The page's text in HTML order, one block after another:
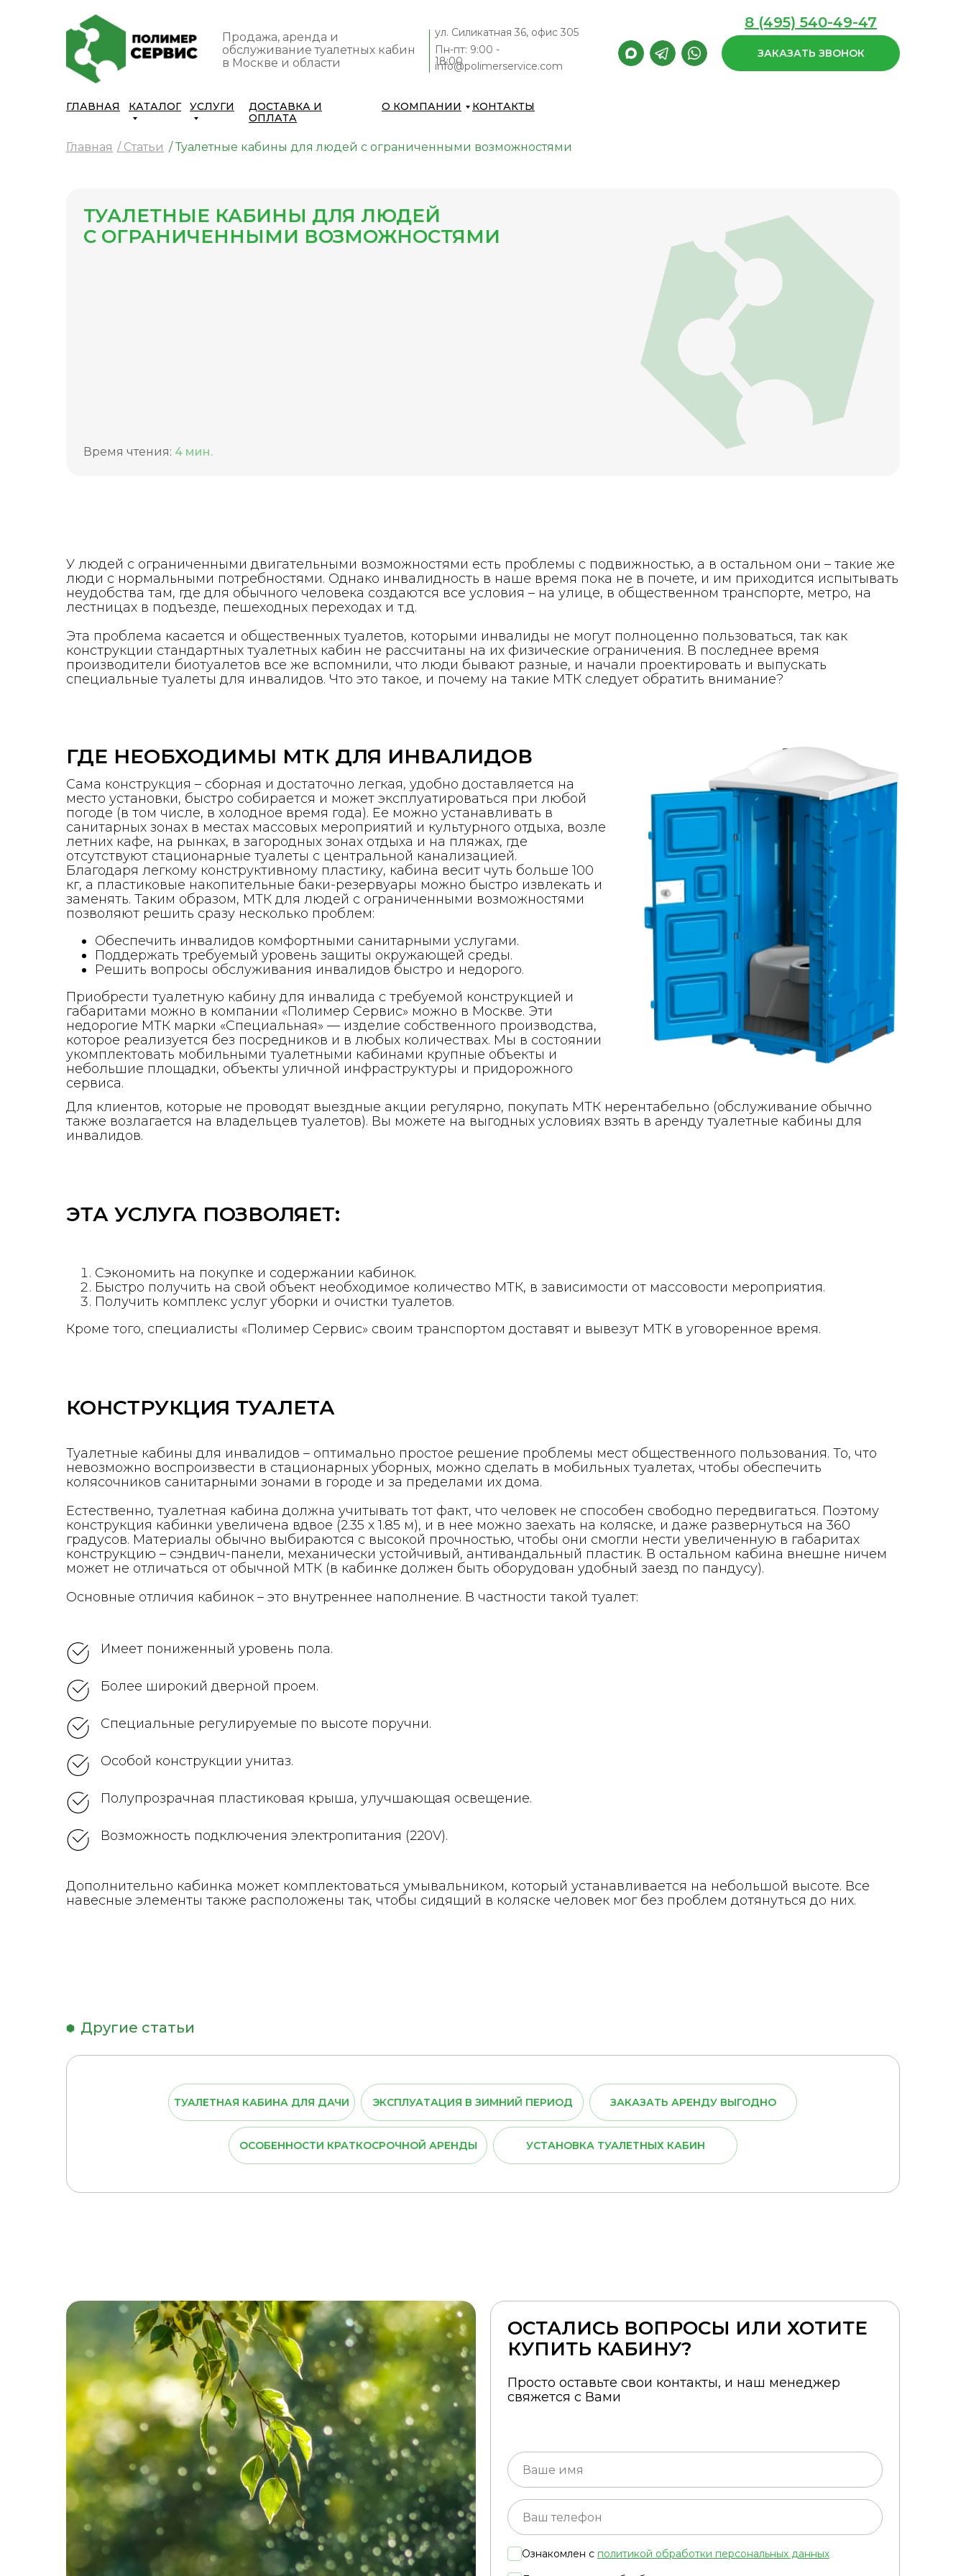
Продажа, аренда и
обслуживание туалетных кабин
в Москве и области
ул. Силикатная 36, офис 305
Пн-пт: 9:00 -
18:00
info@polimerservice.com
8 (495) 540-49-47
ЗАКАЗАТЬ ЗВОНОК
ГЛАВНАЯ КАТАЛОГ УСЛУГИ
ДОСТАВКА И
ОПЛАТА
О КОМПАНИИ КОНТАКТЫ
ТУАЛЕТНЫЕ КАБИНЫ ДЛЯ ЛЮДЕЙ
С ОГРАНИЧЕННЫМИ ВОЗМОЖНОСТЯМИ
Главная / Туалетные кабины для людей с ограниченными возможностями
/ Статьи
Время чтения: 4 мин.
У людей с ограниченными двигательными возможностями есть проблемы с подвижностью, а в остальном они – такие же
люди с нормальными потребностями. Однако инвалидность в наше время пока не в почете, и им приходится испытывать
неудобства там, где для обычного человека создаются все условия – на улице, в общественном транспорте, метро, на
лестницах в подъезде, пешеходных переходах и т.д.
Эта проблема касается и общественных туалетов, которыми инвалиды не могут полноценно пользоваться, так как
конструкции стандартных туалетных кабин не рассчитаны на их физические ограничения. В последнее время
производители биотуалетов все же вспомнили, что люди бывают разные, и начали проектировать и выпускать
специальные туалеты для инвалидов. Что это такое, и почему на такие МТК следует обратить внимание?
ГДЕ НЕОБХОДИМЫ МТК ДЛЯ ИНВАЛИДОВ
Сама конструкция – сборная и достаточно легкая, удобно доставляется на
место установки, быстро собирается и может эксплуатироваться при любой
погоде (в том числе, в холодное время года). Ее можно устанавливать в
санитарных зонах в местах массовых мероприятий и культурного отдыха, возле
летних кафе, на рынках, в загородных зонах отдыха и на пляжах, где
отсутствуют стационарные туалеты с центральной канализацией.
Благодаря легкому конструктивному пластику, кабина весит чуть больше 100
кг, а пластиковые накопительные баки-резервуары можно быстро извлекать и
заменять. Таким образом, МТК для людей с ограниченными возможностями
позволяют решить сразу несколько проблем:
Обеспечить инвалидов комфортными санитарными услугами.
Поддержать требуемый уровень защиты окружающей среды.
Решить вопросы обслуживания инвалидов быстро и недорого.
Приобрести туалетную кабину для инвалида с требуемой конструкцией и
габаритами можно в компании «Полимер Сервис» можно в Москве. Эти
недорогие МТК марки «Специальная» — изделие собственного производства,
которое реализуется без посредников и в любых количествах. Мы в состоянии
укомплектовать мобильными туалетными кабинами крупные объекты и
небольшие площадки, объекты уличной инфраструктуры и придорожного
сервиса.
Для клиентов, которые не проводят выездные акции регулярно, покупать МТК нерентабельно (обслуживание обычно
также возлагается на владельцев туалетов). Вы можете на выгодных условиях взять в аренду туалетные кабины для
инвалидов.
ЭТА УСЛУГА ПОЗВОЛЯЕТ:
Сэкономить на покупке и содержании кабинок.
Быстро получить на свой объект необходимое количество МТК, в зависимости от массовости мероприятия.
Получить комплекс услуг уборки и очистки туалетов.
Кроме того, специалисты «Полимер Сервис» своим транспортом доставят и вывезут МТК в уговоренное время.
КОНСТРУКЦИЯ ТУАЛЕТА
Туалетные кабины для инвалидов – оптимально простое решение проблемы мест общественного пользования. То, что
невозможно воспроизвести в стационарных уборных, можно сделать в мобильных туалетах, чтобы обеспечить
колясочников санитарными зонами в городе и за пределами их дома.
Естественно, туалетная кабина должна учитывать тот факт, что человек не способен свободно передвигаться. Поэтому
конструкция кабинки увеличена вдвое (2.35 х 1.85 м), и в нее можно заехать на коляске, и даже развернуться на 360
градусов. Материалы обычно выбираются с высокой прочностью, чтобы они смогли нести увеличенную в габаритах
конструкцию – сэндвич-панели, механически устойчивый, антивандальный пластик. В остальном кабина внешне ничем
может не отличаться от обычной МТК (в кабинке должен быть оборудован удобный заезд по пандусу).
Основные отличия кабинок – это внутреннее наполнение. В частности такой туалет:
Имеет пониженный уровень пола.
Более широкий дверной проем.
Специальные регулируемые по высоте поручни.
Особой конструкции унитаз.
Полупрозрачная пластиковая крыша, улучшающая освещение.
Возможность подключения электропитания (220V).
Дополнительно кабинка может комплектоваться умывальником, который устанавливается на небольшой высоте. Все
навесные элементы также расположены так, чтобы сидящий в коляске человек мог без проблем дотянуться до них.
Другие статьи
ТУАЛЕТНАЯ КАБИНА ДЛЯ ДАЧИ ЭКСПЛУАТАЦИЯ В ЗИМНИЙ ПЕРИОД ЗАКАЗАТЬ АРЕНДУ ВЫГОДНО
ОСОБЕННОСТИ КРАТКОСРОЧНОЙ АРЕНДЫ УСТАНОВКА ТУАЛЕТНЫХ КАБИН
ОСТАЛИСЬ ВОПРОСЫ ИЛИ ХОТИТЕ
КУПИТЬ КАБИНУ?
Просто оставьте свои контакты, и наш менеджер
свяжется с Вами
Ознакомлен с политикой обработки персональных данных